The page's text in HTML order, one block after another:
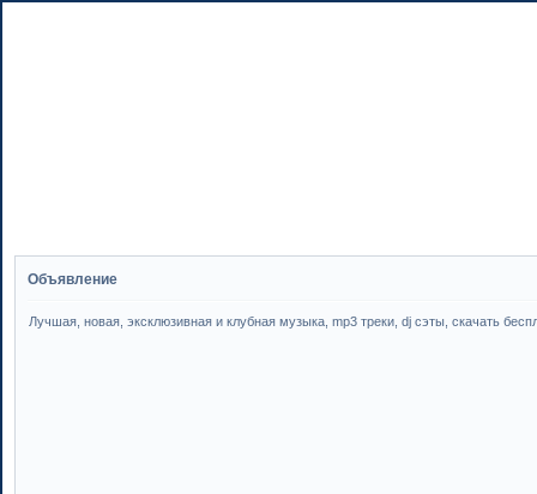
Объявление
Лучшая, новая, эксклюзивная и клубная музыка, mp3 треки, dj сэты, скачать